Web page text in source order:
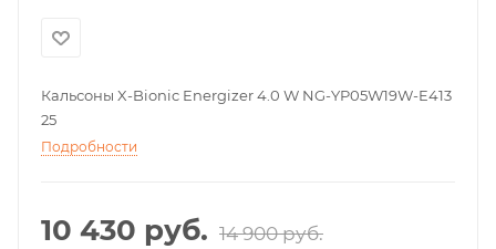
Кальсоны X-Bionic Energizer 4.0 W NG-YP05W19W-E413
25
Подробности
10 430 руб. 14 900руб.